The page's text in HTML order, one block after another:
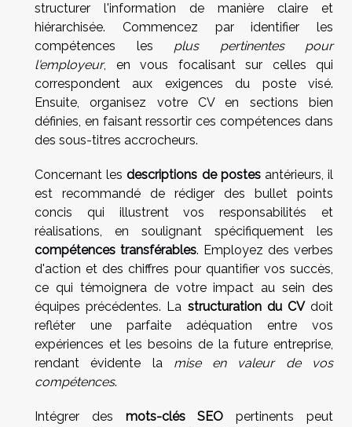
structurer l'information de manière claire et
hiérarchisée. Commencez par identifier les
compétences les plus pertinentes pour
l'employeur, en vous focalisant sur celles qui
correspondent aux exigences du poste visé.
Ensuite, organisez votre CV en sections bien
définies, en faisant ressortir ces compétences dans
des sous-titres accrocheurs.
Concernant lesdescriptions de postesantérieurs, il
est recommandé de rédiger des bullet points
concis qui illustrent vos responsabilités et
réalisations, en soulignant spécifiquement les
compétences transférables. Employez des verbes
d'action et des chiffres pour quantifier vos succès,
ce qui témoignera de votre impact au sein des
équipes précédentes. La structuration du CVdoit
refléter une parfaite adéquation entre vos
expériences et les besoins de la future entreprise,
rendant évidente la mise en valeur de vos
compétences.
Intégrer des mots-clés SEO pertinents peut